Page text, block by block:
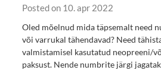
Posted on 10. apr 2022
Oled mõelnud mida täpsemalt need
või varrukal tähendavad? Need
valmistamisel kasutatud neopreeni/
paksust. Nende numbrite järgi